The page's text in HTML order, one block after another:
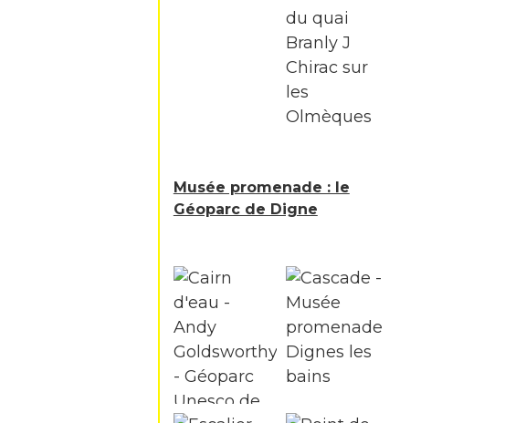
Musée promenade : le
Géoparc de Digne